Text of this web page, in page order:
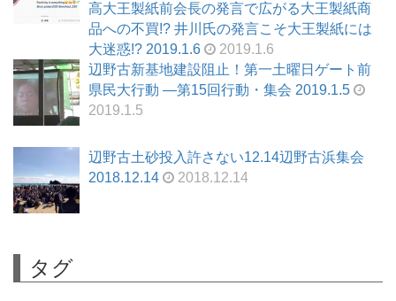
高大王製紙前会長の発言で広がる大王製紙商
品への不買!? 井川氏の発言こそ大王製紙には
大迷惑!? 2019.1.6
2019.1.6
辺野古新基地建設阻止！第一土曜日ゲート前
県民大行動 ―第15回行動・集会 2019.1.5
2019.1.5
辺野古土砂投入許さない12.14辺野古浜集会
2018.12.14
2018.12.14
タグ